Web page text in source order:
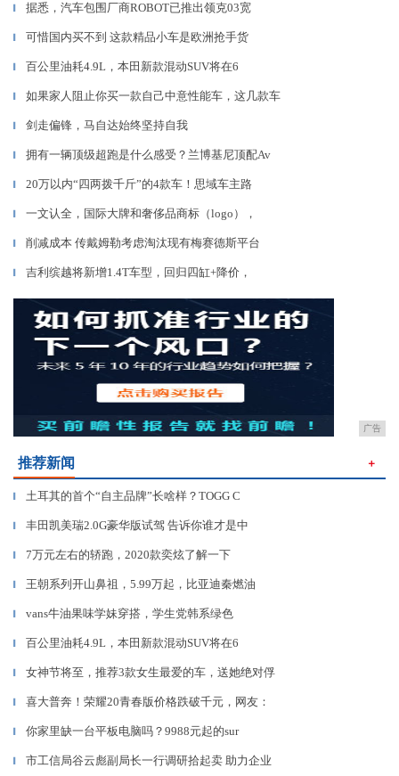
▎ 据悉，汽车包围厂商ROBOT已推出领克03宽
▎ 可惜国内买不到 这款精品小车是欧洲抢手货
▎ 百公里油耗4.9L，本田新款混动SUV将在6
▎ 如果家人阻止你买一款自己中意性能车，这几款车
▎ 剑走偏锋，马自达始终坚持自我
▎ 拥有一辆顶级超跑是什么感受？兰博基尼顶配Av
▎ 20万以内“四两拨千斤”的4款车！思域车主路
▎ 一文认全，国际大牌和奢侈品商标（logo），
▎ 削减成本 传戴姆勒考虑淘汰现有梅赛德斯平台
▎ 吉利缤越将新增1.4T车型，回归四缸+降价，
广告
推荐新闻 ＋
▎ 土耳其的首个“自主品牌”长啥样？TOGG C
▎ 丰田凯美瑞2.0G豪华版试驾 告诉你谁才是中
▎ 7万元左右的轿跑，2020款奕炫了解一下
▎ 王朝系列开山鼻祖，5.99万起，比亚迪秦燃油
▎ vans牛油果味学妹穿搭，学生党韩系绿色
▎ 百公里油耗4.9L，本田新款混动SUV将在6
▎ 女神节将至，推荐3款女生最爱的车，送她绝对俘
▎ 喜大普奔！荣耀20青春版价格跌破千元，网友：
▎ 你家里缺一台平板电脑吗？9988元起的sur
▎ 市工信局谷云彪副局长一行调研拾起卖 助力企业